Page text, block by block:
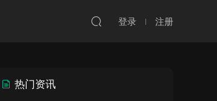
登录 注册
热门资讯